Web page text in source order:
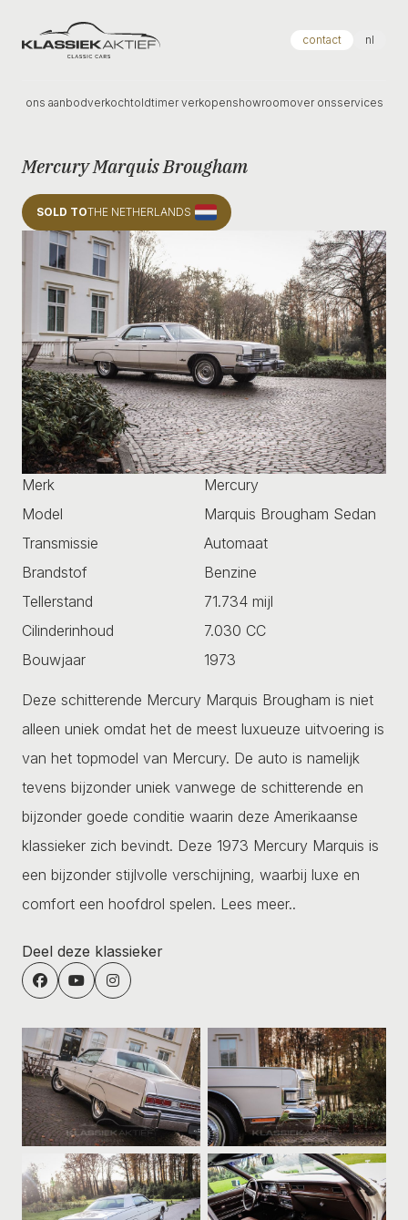
Klassiek Aktief contact nl
ons aanbodverkochtoldtimer verkopenshowroomover onsservices
Mercury Marquis Brougham
SOLD TOTHE NETHERLANDS
Merk
Mercury
Model
Marquis Brougham Sedan
Transmissie
Automaat
Brandstof
Benzine
Tellerstand
71.734 mijl
Cilinderinhoud
7.030 CC
Bouwjaar
1973
Deze schitterende Mercury Marquis Brougham is niet
alleen uniek omdat het de meest luxueuze uitvoering is
van het topmodel van Mercury. De auto is namelijk
tevens bijzonder uniek vanwege de schitterende en
bijzonder goede conditie waarin deze Amerikaanse
klassieker zich bevindt. Deze 1973 Mercury Marquis is
een bijzonder stijlvolle verschijning, waarbij luxe en
comfort een hoofdrol spelen. Lees meer..
Deel deze klassieker